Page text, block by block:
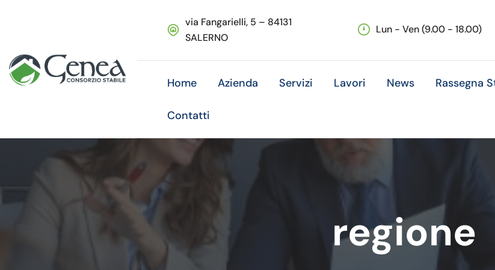
via Fangarielli, 5 – 84131
SALERNO
Lun - Ven (9.00 - 18.00)
Home Azienda Servizi Lavori News Rassegna
Contatti
regione